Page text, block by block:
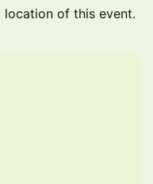
location of this event.